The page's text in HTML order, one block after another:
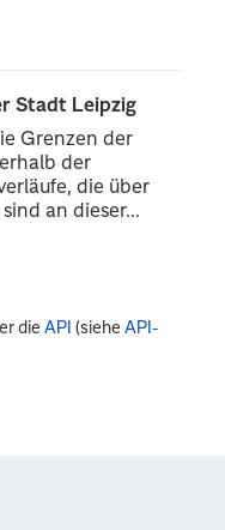
Stadt Leipzig
Grenzen der
der
die über
an dieser...
dieAPI (sieheAPI-